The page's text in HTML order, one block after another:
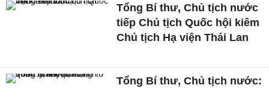
Tổng Bí thư, Chủ tịch nước
tiếp Chủ tịch Quốc hội kiêm
Chủ tịch Hạ viện Thái Lan
Tổng Bí thư, Chủ tịch nước: